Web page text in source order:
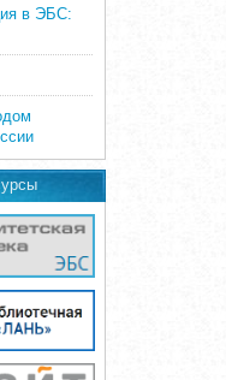
в ЭБС: